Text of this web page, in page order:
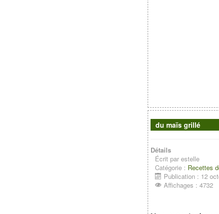
du maïs grillé
Détails
Écrit parestelle
Catégorie : Recettes
Publication : 12
Affichages : 4732